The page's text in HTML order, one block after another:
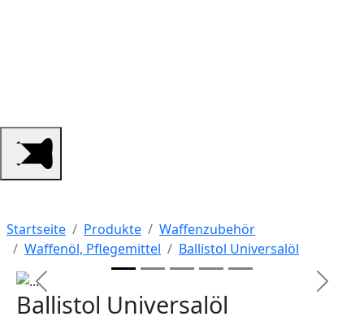
Startseite Produkte
Waffenzubehör
Waffenöl, Pflegemittel
Ballistol Universalöl
Previous Next
Ballistol Universalöl